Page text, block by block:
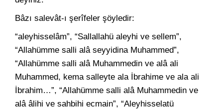
Bâzı salevât-ı şerîfeler şöyledir:
“aleyhisselâm”, “Sallallahü aleyhi ve sellem”,
“Allahümme salli alâ seyyidina Muhammed”,
“Allahümme salli alâ Muhammedin ve alâ ali
Muhammed, kema salleyte ala İbrahime ve ala ali
İbrahim…”, “Allahümme salli alâ Muhammedin ve
alâ âlihi ve sahbihi ecmain”, “Aleyhisselatü